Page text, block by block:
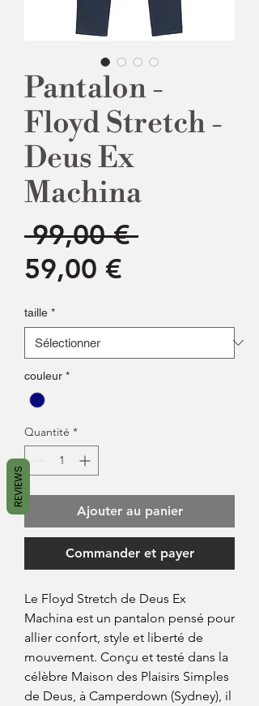
Pantalon -
Floyd Stretch -
Deus Ex
Machina
99,00 € Prix
59,00 €
taille *
couleur *
Quantité *
Ajouter au panier
Commander et payer
Le Floyd Stretch de Deus Ex
Machina est un pantalon pensé pour
allier confort, style et liberté de
mouvement. Conçu et testé dans la
célèbre Maison des Plaisirs Simples
de Deus, à Camperdown (Sydney), il
REVIEWS